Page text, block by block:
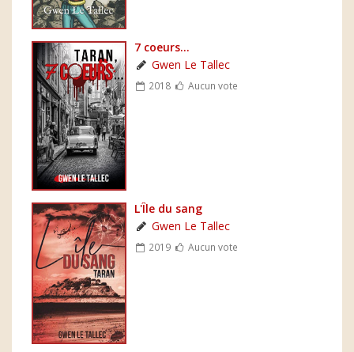
7 coeurs...
Gwen Le Tallec
2018 Aucun vote
L'Île du sang
Gwen Le Tallec
2019 Aucun vote